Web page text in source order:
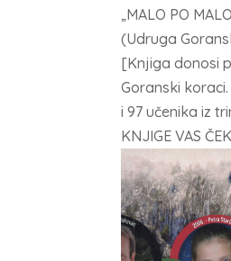
„MALO PO
(Udruga
[Knjiga donosi
Goranski
i 97 učenika iz
KNJIGE VAS